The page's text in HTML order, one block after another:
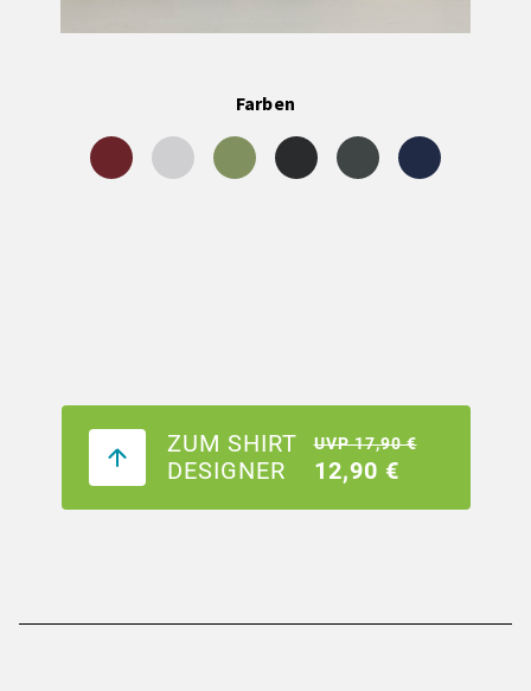
Farben
ZUM SHIRT
DESIGNER
UVP 17,90 €
12,90 €